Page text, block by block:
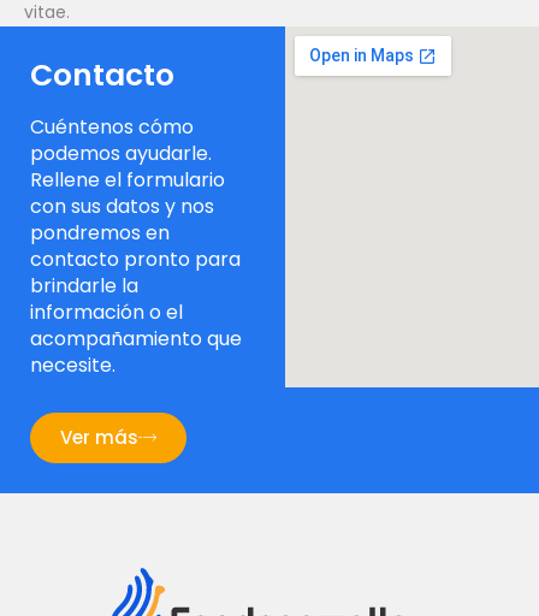
vitae.
Contacto
Cuéntenos cómo
podemos ayudarle.
Rellene el formulario
con sus datos y nos
pondremos en
contacto pronto para
brindarle la
información o el
acompañamiento que
necesite.
Ver más